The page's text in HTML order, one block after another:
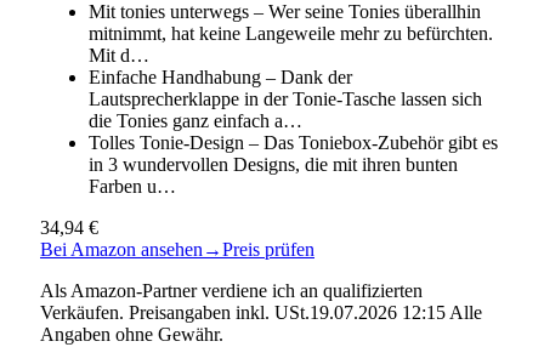
Mit tonies unterwegs – Wer seine Tonies überallhin
mitnimmt, hat keine Langeweile mehr zu befürchten.
Mit d…
Einfache Handhabung – Dank der
Lautsprecherklappe in der Tonie-Tasche lassen sich
die Tonies ganz einfach a…
Tolles Tonie-Design – Das Toniebox-Zubehör gibt es
in 3 wundervollen Designs, die mit ihren bunten
Farben u…
34,94 €
Bei Amazon ansehen→Preis prüfen
Als Amazon-Partner verdiene ich an qualifizierten
Verkäufen. Preisangaben inkl. USt.19.07.2026 12:15 Alle
Angaben ohne Gewähr.